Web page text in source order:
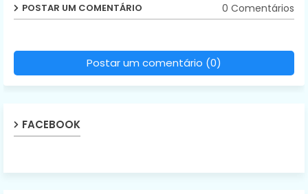
POSTAR UM COMENTÁRIO 0 Comentários
Postar um comentário (0)
FACEBOOK